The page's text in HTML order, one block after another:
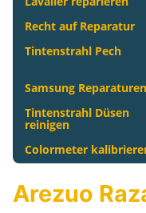
Recht auf Reparatur
Tintenstrahl Pech
Samsung Reparaturen
Tintenstrahl Düsen
reinigen
Colormeter
Arezuo